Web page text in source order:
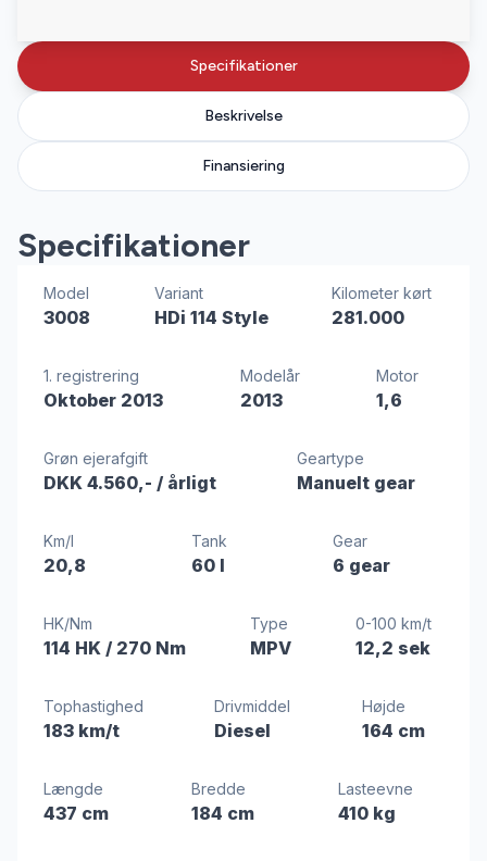
Specifikationer
Beskrivelse
Finansiering
Specifikationer
Model
3008
Variant
HDi 114 Style
Kilometer kørt
281.000
1. registrering
Oktober 2013
Modelår
2013
Motor
1,6
Grøn ejerafgift
DKK 4.560,- / årligt
Geartype
Manuelt gear
Km/l
20,8
Tank
60 l
Gear
6 gear
HK/Nm
114 HK / 270 Nm
Type
MPV
0-100 km/t
12,2 sek
Tophastighed
183 km/t
Drivmiddel
Diesel
Højde
164 cm
Længde
437 cm
Bredde
184 cm
Lasteevne
410 kg